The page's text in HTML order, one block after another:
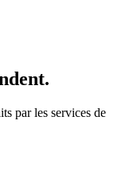
par les services de